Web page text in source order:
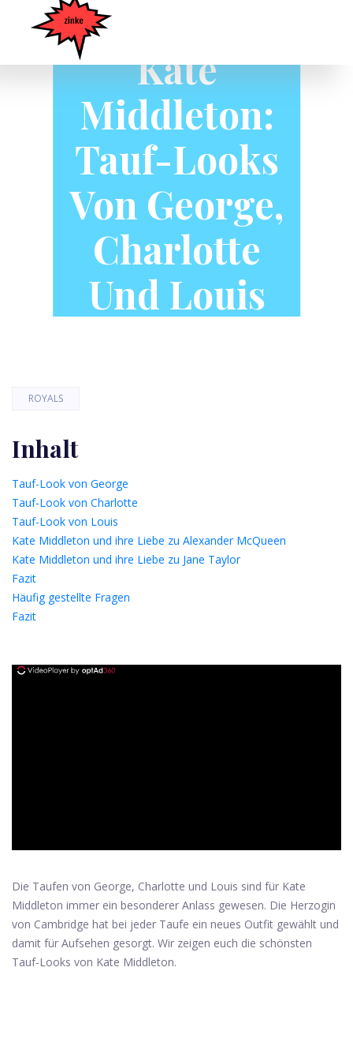
Kate
Middleton:
Tauf-Looks
Von George,
Charlotte
Und Louis
ROYALS
Inhalt
Tauf-Look von George
Tauf-Look von Charlotte
Tauf-Look von Louis
Kate Middleton und ihre Liebe zu Alexander McQueen
Kate Middleton und ihre Liebe zu Jane Taylor
Fazit
Häufig gestellte Fragen
Fazit
Die Taufen von George, Charlotte und Louis sind für Kate
Middleton immer ein besonderer Anlass gewesen. Die Herzogin
von Cambridge hat bei jeder Taufe ein neues Outfit gewählt und
damit für Aufsehen gesorgt. Wir zeigen euch die schönsten
Tauf-Looks von Kate Middleton.